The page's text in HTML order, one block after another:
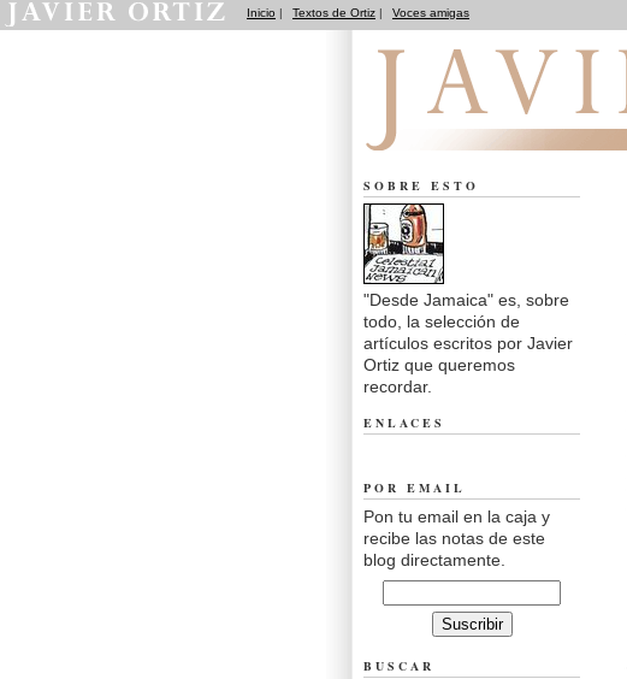
Inicio | Textos de Ortiz | Voces amigas
SOBRE ESTO
"Desde Jamaica" es, sobre
todo, la selección de
artículos escritos por Javier
Ortiz que queremos
recordar.
ENLACES
POR EMAIL
Pon tu email en la caja y
recibe las notas de este
blog directamente.
BUSCAR